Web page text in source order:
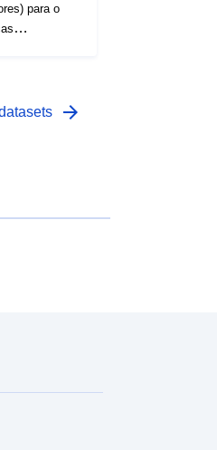
para o
arrow_forward